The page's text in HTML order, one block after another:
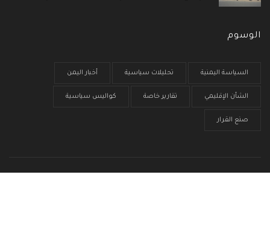
الوسوم
السياسة اليمنية تحليلات سياسية أخبار اليمن
الشأن الإقليمي تقارير خاصة كواليس سياسية
صنع القرار